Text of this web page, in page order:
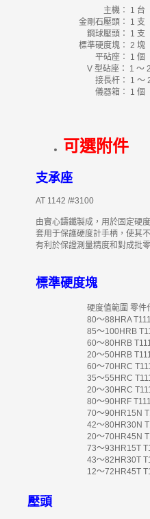
主機： 1 台
金剛石壓頭： 1 支
鋼球壓頭： 1 支（
標準硬度塊： 2 塊
平砧座： 1 個
V 型砧座： 1 ～ 2
接長杆： 1 ～ 2
儀器箱： 1 個
可選附件
支承座
AT 1142 /#3100
由實心鑄鐵製成，用於固定硬
套用于保護硬度計手柄，使其
有利於保證測量精度和對成批
標準硬度塊
硬度值範圍 零件
80～88HRA T11170
85～100HRB
60～80HRB
20～50HRB
60～70HRC
35～55HRC
20～30HRC
80～90HRF T11160
70～90HR15N
42～80HR30N
20～70HR45N
73～93HR15T
43～82HR30T
12～72HR45T
壓頭